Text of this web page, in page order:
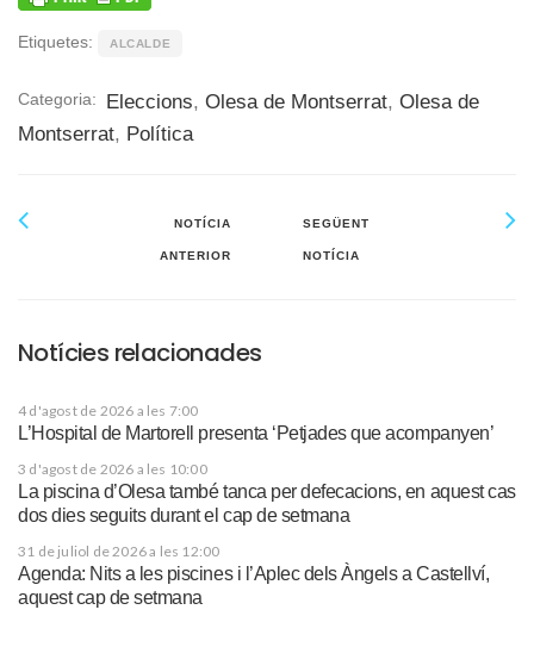
Etiquetes: ALCALDE
Categoria: Eleccions, Olesa de Montserrat, Olesa de
Montserrat, Política
NOTÍCIA
ANTERIOR
SEGÜENT
NOTÍCIA
Notícies relacionades
4 d'agost de 2026 a les 7:00
L’Hospital de Martorell presenta ‘Petjades que acompanyen’
3 d'agost de 2026 a les 10:00
La piscina d’Olesa també tanca per defecacions, en aquest cas
dos dies seguits durant el cap de setmana
31 de juliol de 2026 a les 12:00
Agenda: Nits a les piscines i l’Aplec dels Àngels a Castellví,
aquest cap de setmana